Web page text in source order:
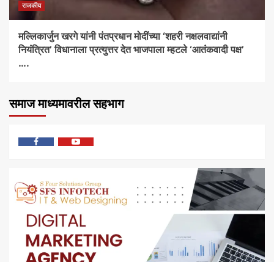
राजकीय
मल्लिकार्जुन खरगे यांनी पंतप्रधान मोदींच्या ‘शहरी नक्षलवाद्यांनी
नियंत्रित’ विधानाला प्रत्युत्तर देत भाजपाला म्हटले ‘आतंकवादी पक्ष’
….
समाज माध्यमावरील सहभाग